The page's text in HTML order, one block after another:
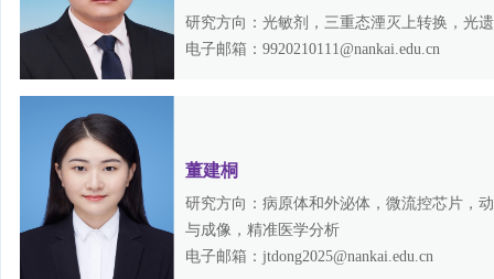
研究方向：光敏剂，三重态湮灭上转换，光
电子邮箱：9920210111@nankai.edu.cn
董建桐
研究方向：病原体和外泌体，微流控芯片，
与成像，精准医学分析
电子邮箱：jtdong2025@nankai.edu.cn